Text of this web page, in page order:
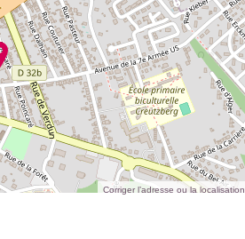
Corriger l’adresse ou la localisation